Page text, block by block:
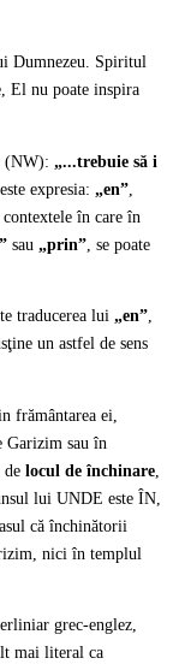
Dumnezeu. Spiritul
El nu poate inspira
(NW): „...trebuie să i
expresia: „en”
contextele în care în
sau „prin” , se poate
traducerea lui „en”,
un astfel de sens
frământarea ei,
Garizim sau în
de locul de închinare
lui UNDE este ÎN,
că închinătorii
nici în templul
grec-englez,
mai literal ca